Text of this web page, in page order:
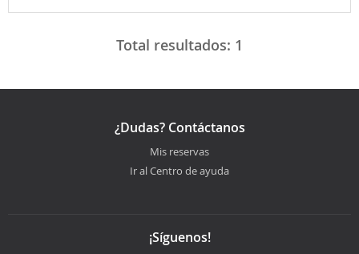
Total resultados: 1
¿Dudas? Contáctanos
Mis reservas
Ir al Centro de ayuda
¡Síguenos!